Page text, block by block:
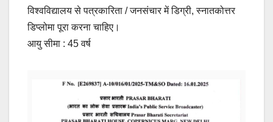
विश्वविद्यालय से पत्रकारिता / जनसंचार में डिग्री, स्नातकोत्तर
डिप्लोमा पूरा करना चाहिए।
आयु सीमा : 45 वर्ष